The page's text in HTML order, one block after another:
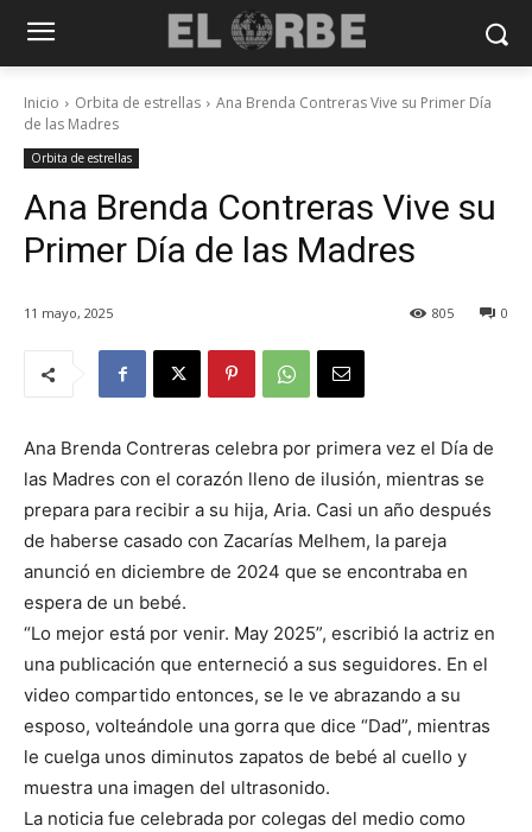
Inicio Orbita de estrellas
Ana Brenda Contreras Vive su Primer Día
de las Madres
Orbita de estrellas
Ana Brenda Contreras Vive su
Primer Día de las Madres
11 mayo, 2025 0
805
Ana Brenda Contreras celebra por primera vez el Día de
las Madres con el corazón lleno de ilusión, mientras se
prepara para recibir a su hija, Aria. Casi un año después
de haberse casado con Zacarías Melhem, la pareja
anunció en diciembre de 2024 que se encontraba en
espera de un bebé.
“Lo mejor está por venir. May 2025”, escribió la actriz en
una publicación que enterneció a sus seguidores. En el
video compartido entonces, se le ve abrazando a su
esposo, volteándole una gorra que dice “Dad”, mientras
le cuelga unos diminutos zapatos de bebé al cuello y
muestra una imagen del ultrasonido.
La noticia fue celebrada por colegas del medio como